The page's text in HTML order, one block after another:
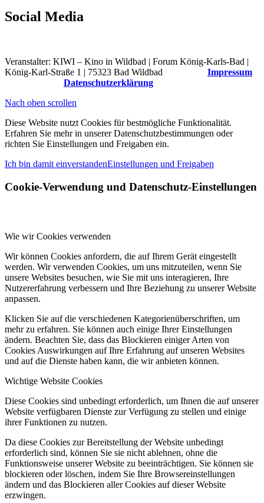
Social Media
Veranstalter: KIWI – Kino in Wildbad | Forum König-Karls-Bad |
König-Karl-Straße 1 | 75323 Bad Wildbad
Impressum
Datenschutzerklärung
Nach oben scrollen
Diese Website nutzt Cookies für bestmögliche Funktionalität.
Erfahren Sie mehr in unserer Datenschutzbestimmungen oder
richten Sie Einstellungen und Freigaben ein.
Ich bin damit einverstandenEinstellungen und Freigaben
Cookie-Verwendung und Datenschutz-Einstellungen
Wie wir Cookies verwenden
Wir können Cookies anfordern, die auf Ihrem Gerät eingestellt
werden. Wir verwenden Cookies, um uns mitzuteilen, wenn Sie
unsere Websites besuchen, wie Sie mit uns interagieren, Ihre
Nutzererfahrung verbessern und Ihre Beziehung zu unserer Website
anpassen.
Klicken Sie auf die verschiedenen Kategorienüberschriften, um
mehr zu erfahren. Sie können auch einige Ihrer Einstellungen
ändern. Beachten Sie, dass das Blockieren einiger Arten von
Cookies Auswirkungen auf Ihre Erfahrung auf unseren Websites
und auf die Dienste haben kann, die wir anbieten können.
Wichtige Website Cookies
Diese Cookies sind unbedingt erforderlich, um Ihnen die auf unserer
Website verfügbaren Dienste zur Verfügung zu stellen und einige
ihrer Funktionen zu nutzen.
Da diese Cookies zur Bereitstellung der Website unbedingt
erforderlich sind, können Sie sie nicht ablehnen, ohne die
Funktionsweise unserer Website zu beeinträchtigen. Sie können sie
blockieren oder löschen, indem Sie Ihre Browsereinstellungen
ändern und das Blockieren aller Cookies auf dieser Website
erzwingen.